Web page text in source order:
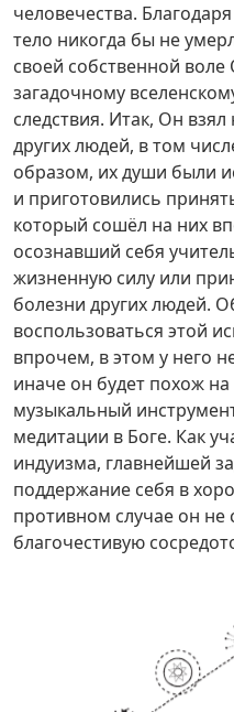
человечества.
тело никогда бы не
своей собственной
загадочному
следствия. Итак, Он
других людей, в том
образом, их души были
и приготовились
который сошёл на них
осознавший себя
жизненную силу или
болезни других людей.
воспользоваться этой
впрочем, в этом у него
иначе он будет похож
музыкальный
медитации в Боге. Как
индуизма, главнейшей
поддержание себя в
противном случае он не
благочестивую